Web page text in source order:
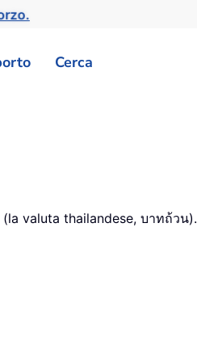
Cerca
valuta thailandese, บาทถ้วน).